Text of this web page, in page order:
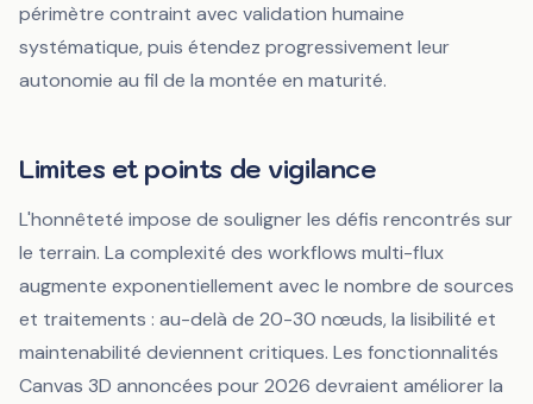
périmètre contraint avec validation humaine
systématique, puis étendez progressivement leur
autonomie au fil de la montée en maturité.
Limites et points de vigilance
L'honnêteté impose de souligner les défis rencontrés sur
le terrain. La complexité des workflows multi-flux
augmente exponentiellement avec le nombre de sources
et traitements : au-delà de 20-30 nœuds, la lisibilité et
maintenabilité deviennent critiques. Les fonctionnalités
Canvas 3D annoncées pour 2026 devraient améliorer la